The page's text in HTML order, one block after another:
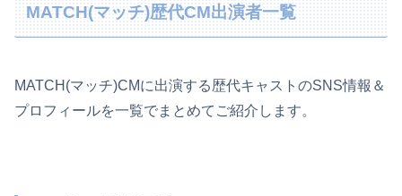
MATCH(マッチ)歴代CM出演者一覧
MATCH(マッチ)CMに出演する歴代キャストのSNS情報＆
プロフィールを一覧でまとめてご紹介します。